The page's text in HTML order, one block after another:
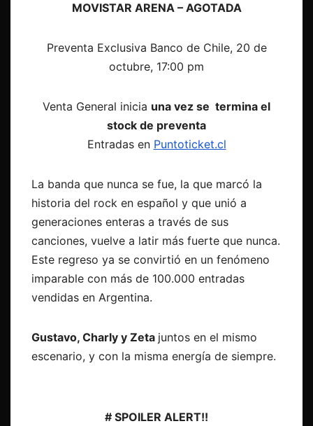
MOVISTAR ARENA – AGOTADA
Preventa Exclusiva Banco de Chile, 20 de
octubre, 17:00 pm
Venta General inicia una vez se termina el
stock de preventa
Entradas en Puntoticket.cl
La banda que nunca se fue, la que marcó la
historia del rock en español y que unió a
generaciones enteras a través de sus
canciones, vuelve a latir más fuerte que nunca.
Este regreso ya se convirtió en un fenómeno
imparable con más de 100.000 entradas
vendidas en Argentina.
Gustavo, Charly y Zeta juntos en el mismo
escenario, y con la misma energía de siempre.
# SPOILER ALERT!!